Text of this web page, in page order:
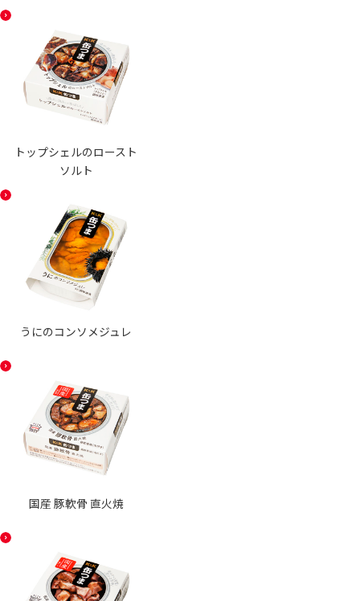
トップシェルのロースト
ソルト
うにのコンソメジュレ
国産 豚軟骨 直火焼